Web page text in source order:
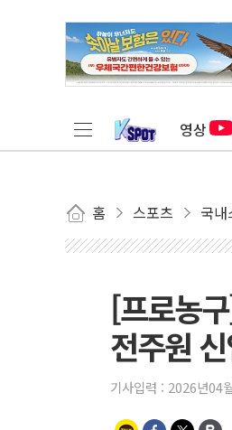
영상
홈 스포츠 국내
[프로농
전주원
기사입력 : 2026년04